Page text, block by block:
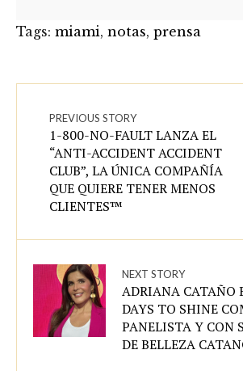
Tags: miami, notas, prensa
PREVIOUS STORY
1-800-NO-FAULT LANZA EL
“ANTI-ACCIDENT ACCIDENT
CLUB”, LA ÚNICA COMPAÑÍA
QUE QUIERE TENER MENOS
CLIENTES™
NEXT STORY
ADRIANA CATAÑO
DAYS TO SHINE
PANELISTA Y CON
DE BELLEZA